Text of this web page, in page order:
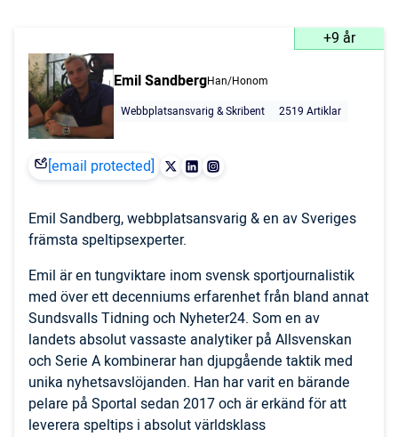
+9 år
Emil SandbergHan/Honom
Webbplatsansvarig & Skribent
2519 Artiklar
[email protected]
Emil Sandberg, webbplatsansvarig & en av Sveriges
främsta speltipsexperter.
Emil är en tungviktare inom svensk sportjournalistik
med över ett decenniums erfarenhet från bland annat
Sundsvalls Tidning och Nyheter24. Som en av
landets absolut vassaste analytiker på Allsvenskan
och Serie A kombinerar han djupgående taktik med
unika nyhetsavslöjanden. Han har varit en bärande
pelare på Sportal sedan 2017 och är erkänd för att
leverera speltips i absolut världsklass